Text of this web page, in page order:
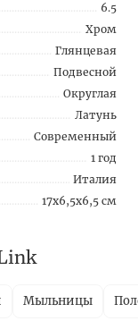
6.5
Хром
Глянцевая
Подвесной
Округлая
Латунь
Современный
1 год
Италия
17x6,5x6,5 см
Мыльницы